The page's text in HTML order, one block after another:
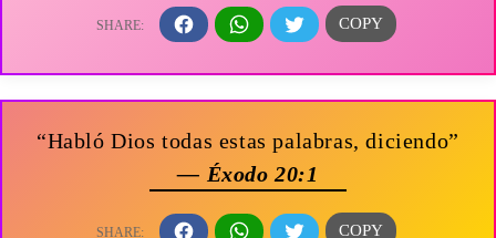
“Habló Dios todas estas palabras, diciendo”
— Éxodo 20:1